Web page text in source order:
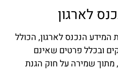
לארגון
הנכנס לארגון, הכולל
ובכלל פרטים שאינם
מתוך שמירה על חוק הגנת